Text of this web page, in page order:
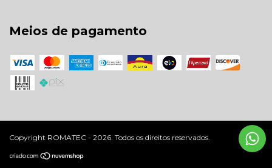
Meios de pagamento
Copyright ROMATEC - 2026. Todos os direitos reservados.